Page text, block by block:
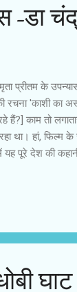
डा
प्रीतम के
रचना 'काशी
हैं?] काम तो
था। हां, फिल्म
पूरे देश की
मुकेश तिवारी,
पूरी नहीं हो
घाट